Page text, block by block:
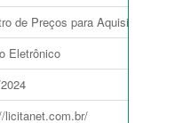
de Preços para Aquisição de
Eletrônico
licitanet.com.br/